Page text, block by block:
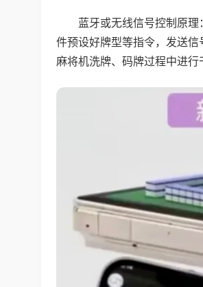
蓝牙或无线信号控制原
件预设好牌型等指令，发送
麻将机洗牌、码牌过程中进行